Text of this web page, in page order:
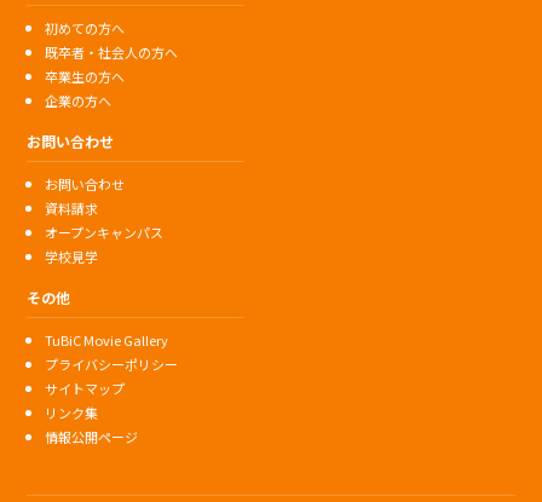
初めての方へ
既卒者・社会人の方へ
卒業生の方へ
企業の方へ
お問い合わせ
お問い合わせ
資料請求
オープンキャンパス
学校見学
その他
TuBiC Movie Gallery
プライバシーポリシー
サイトマップ
リンク集
情報公開ページ